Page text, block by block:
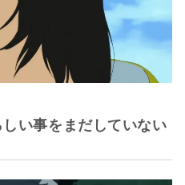
しい事をまだしていない